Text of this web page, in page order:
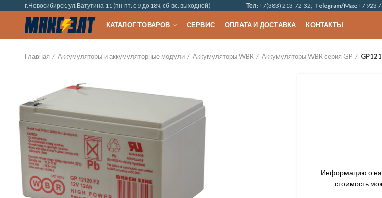
г.Новосибирск, ул.Ватутина 11 (пн-пт: с 9 до 18ч, сб-вс: выходной) Тел:+7(383) 213-72-32; Telegram/Max:+7 923
КАТАЛОГ ТОВАРОВ СЕРВИС ОПЛАТА И ДОСТАВКА КОНТАКТЫ
Главная Аккумуляторы и аккумуляторные модули Аккумуляторы WBR Аккумуляторы WBR серия GP
Информацию о
стоимость